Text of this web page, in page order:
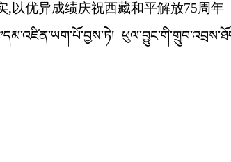
,以优异成绩庆祝西藏和平解放75周年